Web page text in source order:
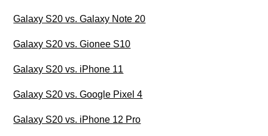
Galaxy S20 vs. Galaxy Note 20
Galaxy S20 vs. Gionee S10
Galaxy S20 vs. iPhone 11
Galaxy S20 vs. Google Pixel 4
Galaxy S20 vs. iPhone 12 Pro